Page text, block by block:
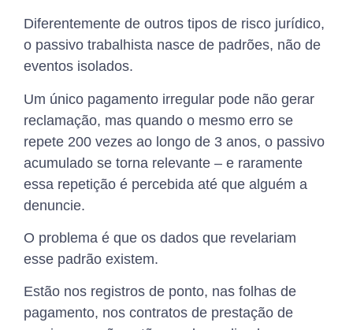
Diferentemente de outros tipos de risco jurídico,
o passivo trabalhista nasce de padrões, não de
eventos isolados.
Um único pagamento irregular pode não gerar
reclamação, mas quando o mesmo erro se
repete 200 vezes ao longo de 3 anos, o passivo
acumulado se torna relevante – e raramente
essa repetição é percebida até que alguém a
denuncie.
O problema é que os dados que revelariam
esse padrão existem.
Estão nos registros de ponto, nas folhas de
pagamento, nos contratos de prestação de